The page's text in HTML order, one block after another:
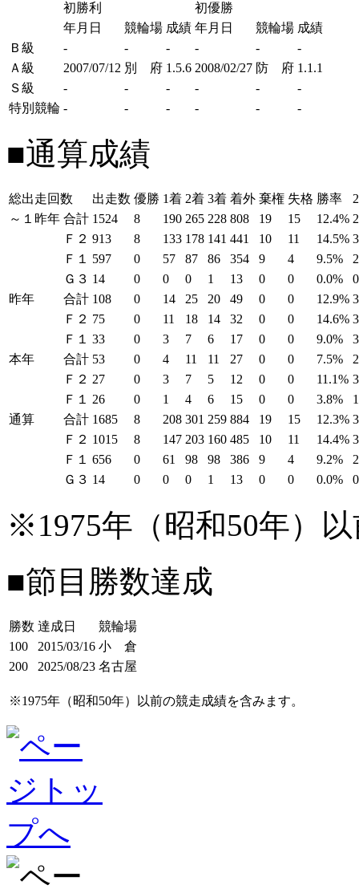
初勝利
初優勝
年月日
競輪場 成績 年月日 競輪場 成績
Ｂ級
- - - - -
-
Ａ級
2007/07/12 別 府 1.5.6 2008/02/27 防 府 1.1.1
Ｓ級
- - - - -
-
特別競輪 - - - - - -
■通算成績
総出走回数 出走数 優勝 1着 2着 3着 着外 棄権 失格 勝率
～１昨年 合計 1524 8 190 265 228 808 19 15 12.4%
Ｆ２ 913 8 133 178 141 441 10 11 14.5%
Ｆ１
597 0 57 87 86 354 9 4 9.5%
Ｇ３ 14 0 0 0 1 13 0 0 0.0%
昨年
合計 108 0 14 25 20 49 0 0 12.9%
Ｆ２ 75 0 11 18 14 32 0 0 14.6%
Ｆ１
33 0 3 7 6 17 0 0 9.0%
本年
合計 53 0 4 11 11 27 0 0 7.5%
Ｆ２ 27 0 3 7 5 12 0 0 11.1%
Ｆ１
26 0 1 4 6 15 0 0 3.8%
通算
合計 1685 8 208 301 259 884 19 15 12.3%
Ｆ２ 1015 8 147 203 160 485 10 11 14.4%
Ｆ１
656 0 61 98 98 386 9 4 9.2%
Ｇ３ 14 0 0 0 1 13 0 0 0.0%
※1975年（昭和50年）
■節目勝数達成
勝数 達成日
競輪場
100
2015/03/16 小 倉
200
2025/08/23 名古屋
※1975年（昭和50年）以前の競走成績を含みます。